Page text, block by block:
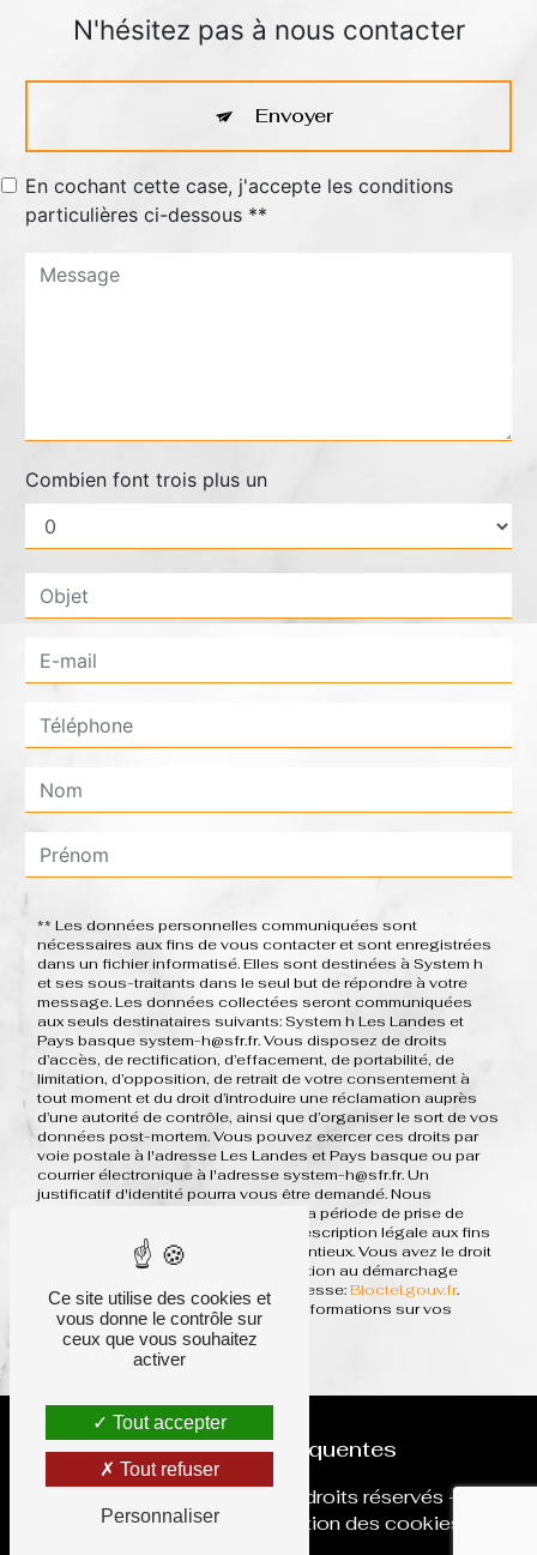
N'hésitez pas à nous contacter
Combien font trois plus un
En cochant cette case, j'accepte les conditions
particulières ci-dessous **
Envoyer
** Les données personnelles communiquées sont
nécessaires aux fins de vous contacter et sont enregistrées
dans un fichier informatisé. Elles sont destinées à System h
et ses sous-traitants dans le seul but de répondre à votre
message. Les données collectées seront communiquées
aux seuls destinataires suivants: System h Les Landes et
Pays basque system-h@sfr.fr. Vous disposez de droits
d’accès, de rectification, d’effacement, de portabilité, de
limitation, d’opposition, de retrait de votre consentement à
tout moment et du droit d’introduire une réclamation auprès
d’une autorité de contrôle, ainsi que d’organiser le sort de vos
données post-mortem. Vous pouvez exercer ces droits par
voie postale à l'adresse Les Landes et Pays basque ou par
courrier électronique à l'adresse system-h@sfr.fr. Un
justificatif d'identité pourra vous être demandé. Nous
conservons vos données pendant la période de prise de
contact puis pendant la durée de prescription légale aux fins
probatoires et de gestion des contentieux. Vous avez le droit
de vous inscrire sur la liste d'opposition au démarchage
téléphonique, disponible à cette adresse:Bloctel.gouv.fr.
Consultez le site cnil.fr pour plus d’informations sur vos
droits.
Recherches fréquentes
- 2026 - Tous droits réservés -
Mentions légales
Gestion des cookies
Ce site utilise des cookies et
vous donne le contrôle sur
ceux que vous souhaitez
activer
Tout accepter
Tout refuser
Personnaliser